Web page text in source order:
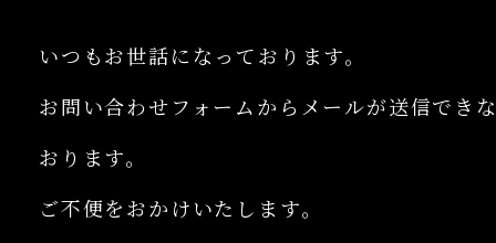
いつもお世話になっております。
お問い合わせフォームからメールが送信でき
おります。
ご不便をおかけいたします。